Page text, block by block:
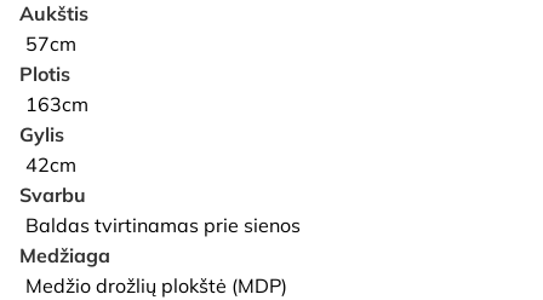
Aukštis
57cm
Plotis
163cm
Gylis
42cm
Svarbu
Baldas tvirtinamas prie sienos
Medžiaga
Medžio drožlių plokštė (MDP)